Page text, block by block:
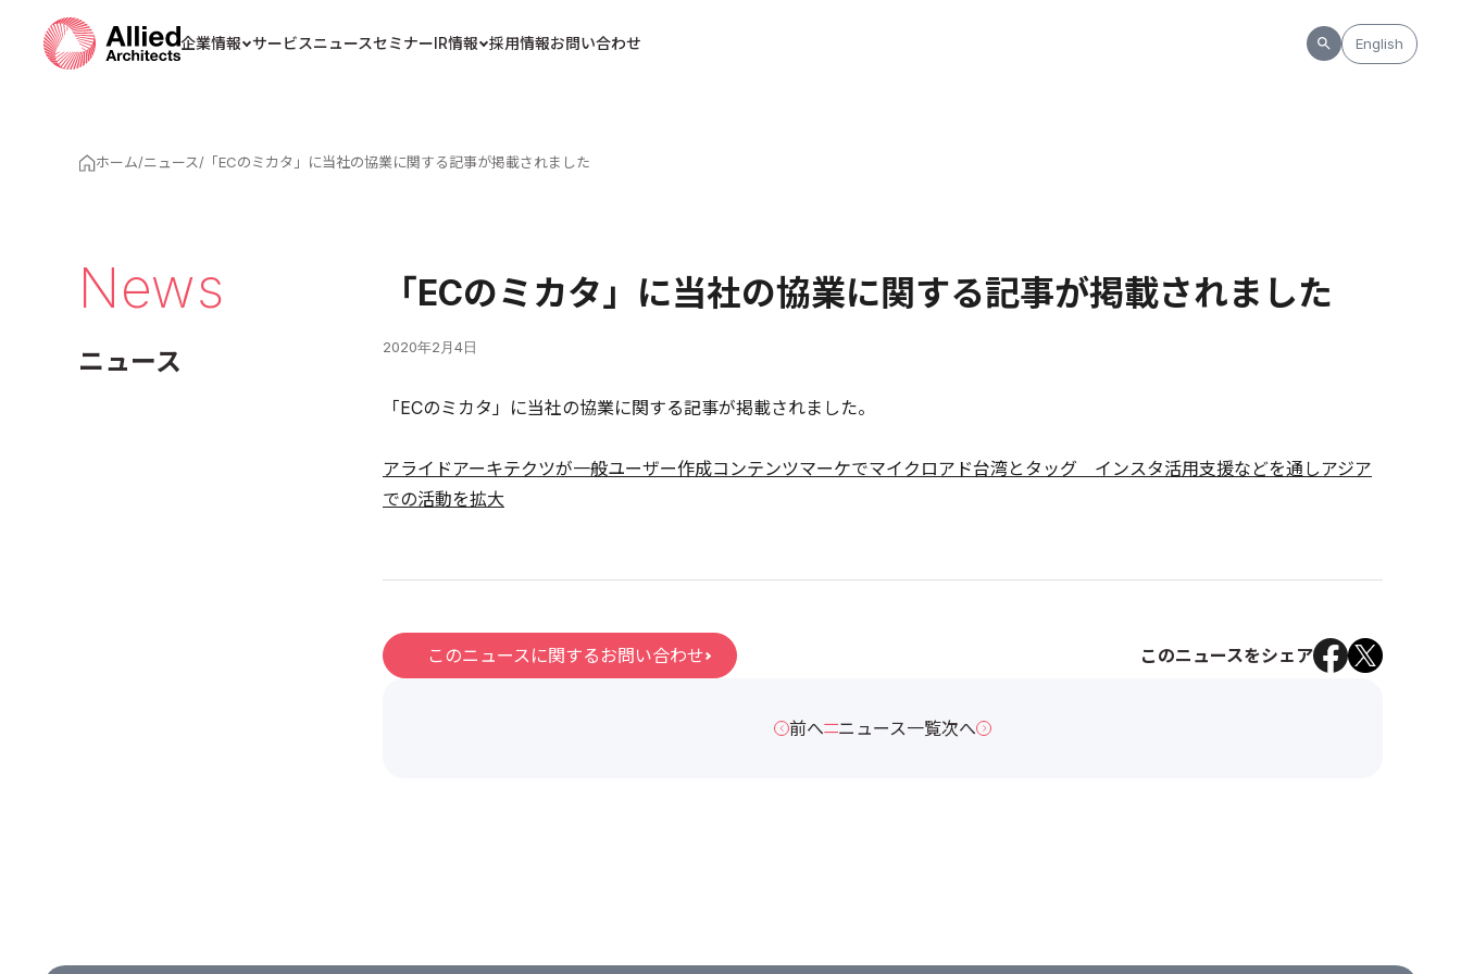
企業情報 サービスニュースセミナーIR情報 採用情報お問い合わせ English
ホーム/ニュース/ 「ECのミカタ」に当社の協業に関する記事が掲載されました
News
ニュース
「ECのミカタ」に当社の協業に関する記事が掲載されました
2020年2月4日
「ECのミカタ」に当社の協業に関する記事が掲載されました。
アライドアーキテクツが一般ユーザー作成コンテンツマーケでマイクロアド台湾とタッグ インスタ活用支援などを通しアジア
での活動を拡大
このニュースに関するお問い合わせ このニュースをシェア
前へ ニュース一覧次へ